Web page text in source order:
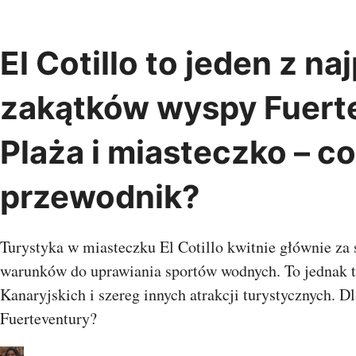
treści
Egipt
Mauritius
Wyspy
Indie
Oman
Singapur
Bośnia i
Hercegowina
Bułgaria
Chorwacja
Czarnogóra
Czechy
Estonia
Finlandia
Francja
Holandia
Irlandia
Niemcy
Norwegia
Polska
Portugalia
Rosja
Rumunia
Serbia
Słowenia
Szwajcaria
Szwecja
El Cotillo to jeden z
zakątków wyspy
Plaża i miasteczko –
przewodnik?
Turystyka w miasteczku El Cotillo kwitnie głównie za
warunków do uprawiania sportów wodnych. To jednak
Kanaryjskich i szereg innych atrakcji turystycznych.
Fuerteventury?